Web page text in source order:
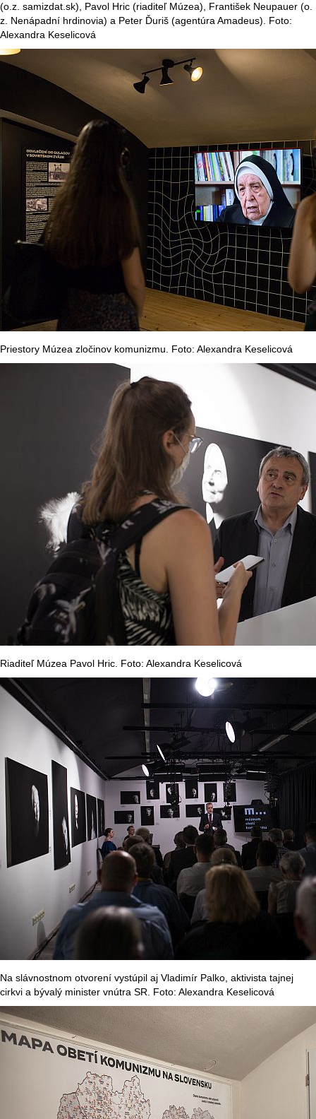
(o.z. samizdat.sk), Pavol Hric (riaditeľ Múzea), František Neupauer (o.
z. Nenápadní hrdinovia) a Peter Ďuriš (agentúra Amadeus). Foto:
Alexandra Keselicová
Priestory Múzea zločinov komunizmu. Foto: Alexandra Keselicová
Riaditeľ Múzea Pavol Hric. Foto: Alexandra Keselicová
Na slávnostnom otvorení vystúpil aj Vladimír Palko, aktivista tajnej
cirkvi a bývalý minister vnútra SR. Foto: Alexandra Keselicová